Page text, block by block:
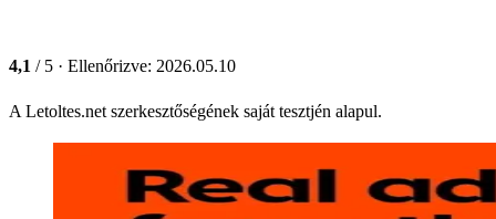
4,1 / 5 · Ellenőrizve: 2026.05.10
A Letoltes.net szerkesztőségének saját tesztjén alapul.